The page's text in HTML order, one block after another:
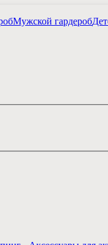
Мужской гардероб